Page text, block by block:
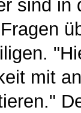
sind in
mit